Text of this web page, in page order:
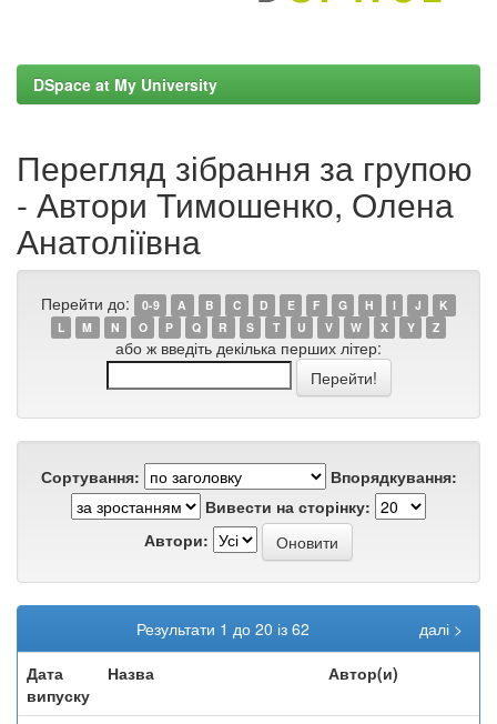
DSpace at My University
Перегляд зібрання за групою
- Автори Тимошенко, Олена
Анатоліївна
Перейти до: 0-9 A B C D E F G H I J
K
L
M N O P Q R S T U V W X Y Z
або ж введіть декілька перших літер:
Сортування:
Впорядкування:
Вивести на сторінку:
Автори:
Результати 1 до 20 із 62
далі >
Дата
випуску
Назва Автор(и)